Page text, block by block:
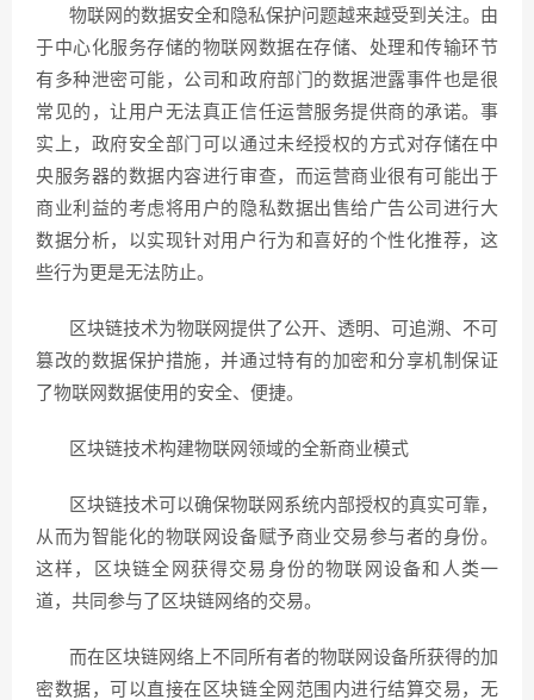
物联网的数据安全和隐私保护问题越来越受到关注。由
于中心化服务存储的物联网数据在存储、处理和传输环节
有多种泄密可能，公司和政府部门的数据泄露事件也是很
常见的，让用户无法真正信任运营服务提供商的承诺。事
实上，政府安全部门可以通过未经授权的方式对存储在中
央服务器的数据内容进行审查，而运营商业很有可能出于
商业利益的考虑将用户的隐私数据出售给广告公司进行大
数据分析，以实现针对用户行为和喜好的个性化推荐，这
些行为更是无法防止。
区块链技术为物联网提供了公开、透明、可追溯、不可
篡改的数据保护措施，并通过特有的加密和分享机制保证
了物联网数据使用的安全、便捷。
区块链技术构建物联网领域的全新商业模式
区块链技术可以确保物联网系统内部授权的真实可靠，
从而为智能化的物联网设备赋予商业交易参与者的身份。
这样，区块链全网获得交易身份的物联网设备和人类一
道，共同参与了区块链网络的交易。
而在区块链网络上不同所有者的物联网设备所获得的加
密数据，可以直接在区块链全网范围内进行结算交易，无